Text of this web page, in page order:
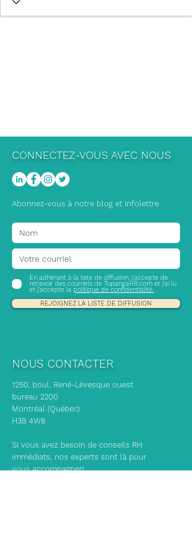
CONNECTEZ-VOUS AVEC NOUS
Abonnez-vous à notre blog et infolettre
En adhérant à la liste de diffusion, j'accepte de
recevoir des courriels de TopangaHR.com et j'ai lu
et j'accepte la politique de confidentialité.
REJOIGNEZ LA LISTE DE DIFFUSION
NOUS CONTACTER
1250, boul. René-Lévesque ouest
bureau 2200
Montréal (Québec)
H3B 4W8
Si vous avez besoin de conseils RH
immédiats, nos experts sont là pour
vous accompagner!